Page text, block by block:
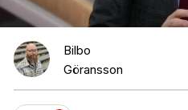
Bilbo
Göransson